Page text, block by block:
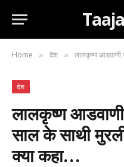
Home » देश » लालकृष्ण आडवाणी से
देश
लालकृष्ण
साल के साथी
क्या कहा…